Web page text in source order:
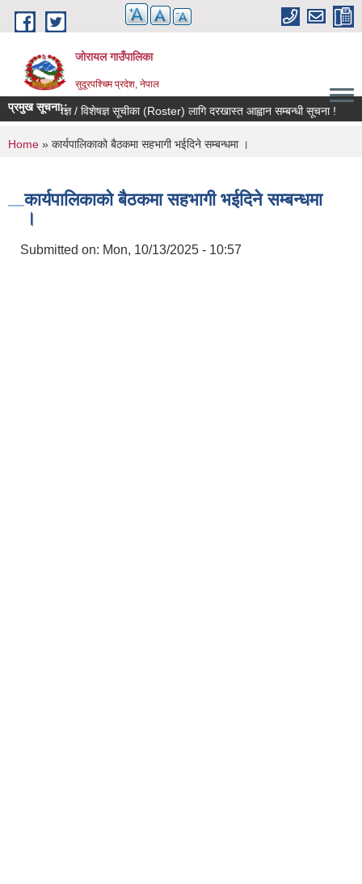
Skip to main content
जोरायल गाउँपालिका
सुदूरपश्चिम प्रदेश, नेपाल
प्रमुख सूचना::
विषयविज्ञ / विशेषज्ञ सूचीका (Roster) लागि दरखास्त आह्वान सम्बन्धी सूचना !
You are here
Home » कार्यपालिकाको बैठकमा सहभागी भईदिने सम्बन्धमा ।
कार्यपालिकाको बैठकमा सहभागी भईदिने सम्बन्धमा
।
Submitted on: Mon, 10/13/2025 - 10:57